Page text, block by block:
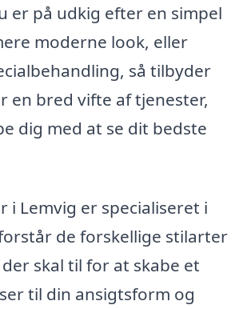
er på udkig efter en simpel
moderne look, eller
så tilbyder
en bred vifte af tjenester,
dig med at se dit bedste
i Lemvig er specialiseret i
de forskellige stilarter
skal til for at skabe et
til din ansigtsform og